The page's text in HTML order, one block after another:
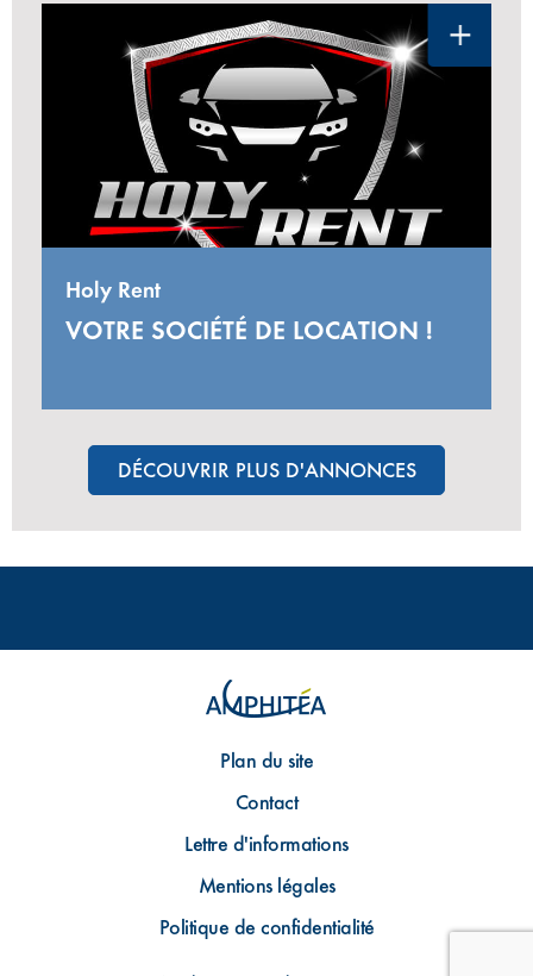
Holy Rent
VOTRE SOCIÉTÉ DE LOCATION !
DÉCOUVRIR PLUS D'ANNONCES
Plan du site
Contact
Lettre d'informations
Mentions légales
Politique de confidentialité